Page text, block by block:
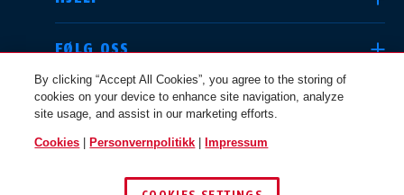
FØLG OSS
JURIDISK
Deutschland
By clicking “Accept All Cookies”, you agree to the storing of
cookies on your device to enhance site navigation, analyze
site usage, and assist in our marketing efforts.
Cookies Personvernpolitikk Impressum